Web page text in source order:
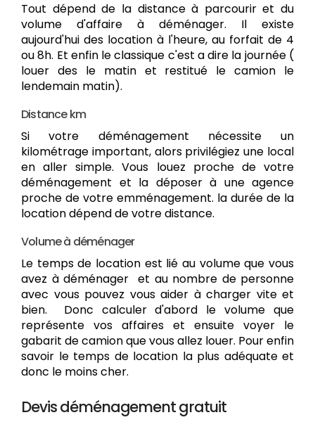
Tout dépend de la distance à parcourir et du
volume d'affaire à déménager. Il existe
aujourd'hui des location à l'heure, au forfait de 4
ou 8h. Et enfin le classique c'est a dire la journée (
louer des le matin et restitué le camion le
lendemain matin).
Distance km
Si votre déménagement nécessite un
kilométrage important, alors privilégiez une local
en aller simple. Vous louez proche de votre
déménagement et la déposer à une agence
proche de votre emménagement. la durée de la
location dépend de votre distance.
Volume à déménager
Le temps de location est lié au volume que vous
avez à déménager et au nombre de personne
avec vous pouvez vous aider à charger vite et
bien. Donc calculer d'abord le volume que
représente vos affaires et ensuite voyer le
gabarit de camion que vous allez louer. Pour enfin
savoir le temps de location la plus adéquate et
donc le moins cher.
Devis déménagement gratuit